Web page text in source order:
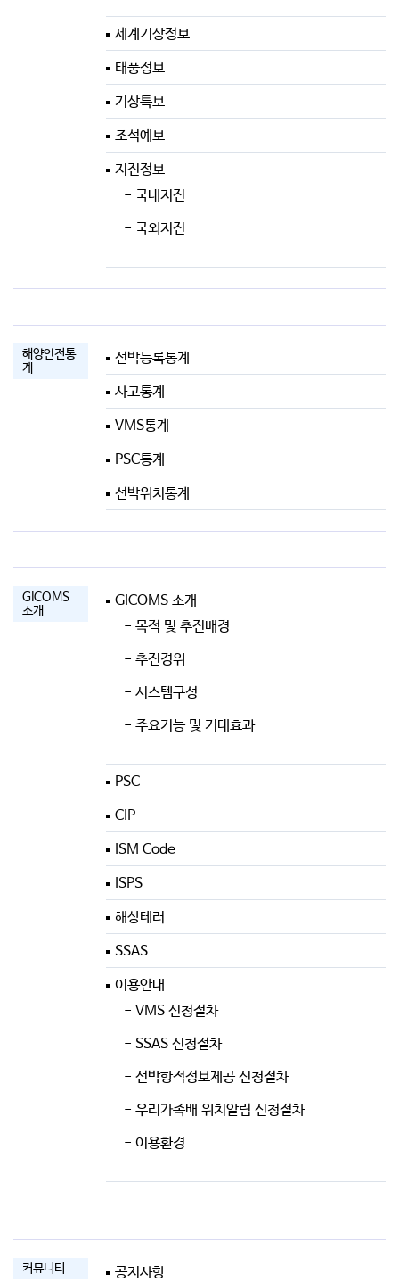
세계기상정보
태풍정보
기상특보
조석예보
지진정보
- 국내지진
- 국외지진
해양안전통
계
선박등록통계
사고통계
VMS통계
PSC통계
선박위치통계
GICOMS
소개
GICOMS 소개
- 목적 및 추진배경
- 추진경위
- 시스템구성
- 주요기능 및 기대효과
PSC
CIP
ISM Code
ISPS
해상테러
SSAS
이용안내
- VMS 신청절차
- SSAS 신청절차
- 선박항적정보제공 신청절차
- 우리가족배 위치알림 신청절차
- 이용환경
커뮤니티
공지사항